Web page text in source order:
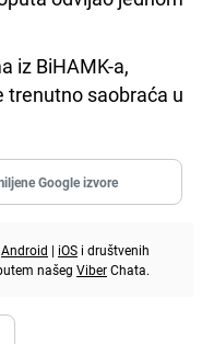
iz BiHAMK-a,
trenutno saobraća u
Google izvore
Android | iOS i društvenih
našeg ViberChata.